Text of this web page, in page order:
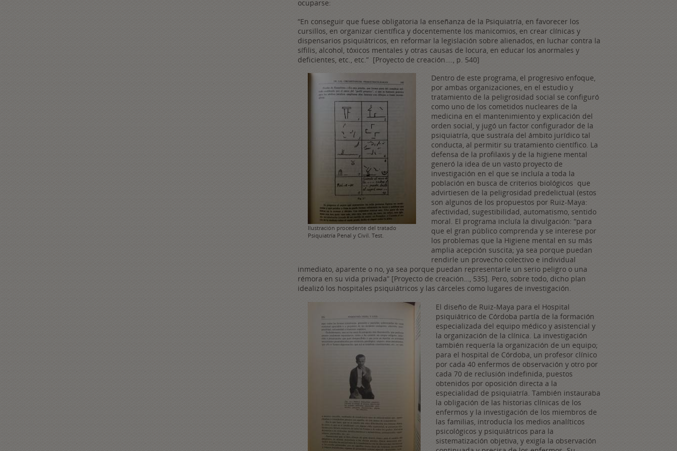
ocuparse:
“En conseguir que fuese obligatoria la enseñanza de la Psiquiatría, en favorecer los
cursillos, en organizar científica y docentemente los manicomios, en crear clínicas y
dispensarios psiquiátricos, en reformar la legislación sobre alienados, en luchar contra la
sífilis, alcohol, tóxicos mentales y otras causas de locura, en educar los anormales y
deficientes, etc., etc.” [Proyecto de creación…., p. 540]
Ilustración procedente del tratado
Psiquiatría Penal y Civil. Test.
Dentro de este programa, el progresivo enfoque,
por ambas organizaciones, en el estudio y
tratamiento de la peligrosidad social se configuró
como uno de los cometidos nucleares de la
medicina en el mantenimiento y explicación del
orden social, y jugó un factor configurador de la
psiquiatría, que sustraía del ámbito jurídico tal
conducta, al permitir su tratamiento científico. La
defensa de la profilaxis y de la higiene mental
generó la idea de un vasto proyecto de
investigación en el que se incluía a toda la
población en busca de criterios biológicos que
advirtiesen de la peligrosidad predelictual (estos
son algunos de los propuestos por Ruiz-Maya:
afectividad, sugestibilidad, automatismo, sentido
moral. El programa incluía la divulgación: “para
que el gran público comprenda y se interese por
los problemas que la Higiene mental en su más
amplia acepción suscita; ya sea porque puedan
rendirle un provecho colectivo e individual
inmediato, aparente o no, ya sea porque puedan representarle un serio peligro o una
rémora en su vida privada” [Proyecto de creación…, 535]. Pero, sobre todo, dicho plan
idealizó los hospitales psiquiátricos y las cárceles como lugares de investigación.
El diseño de Ruiz-Maya para el Hospital
psiquiátrico de Córdoba partía de la formación
especializada del equipo médico y asistencial y
la organización de la clínica. La investigación
también requería la organización de un equipo;
para el hospital de Córdoba, un profesor clínico
por cada 40 enfermos de observación y otro por
cada 70 de reclusión indefinida, puestos
obtenidos por oposición directa a la
especialidad de psiquiatría. También instauraba
la obligación de las historias clínicas de los
enfermos y la investigación de los miembros de
las familias, introducía los medios analíticos
psicológicos y psiquiátricos para la
sistematización objetiva, y exigía la observación